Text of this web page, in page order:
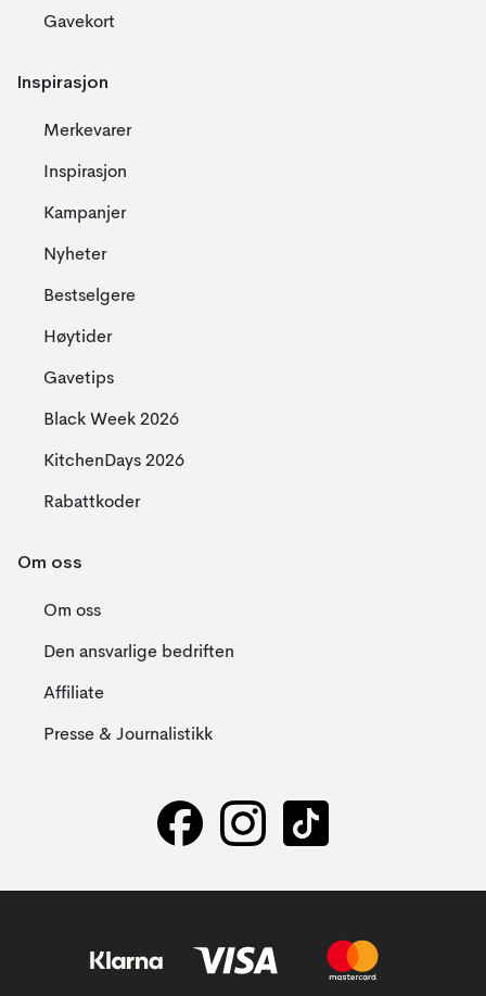
Gavekort
Inspirasjon
Merkevarer
Inspirasjon
Kampanjer
Nyheter
Bestselgere
Høytider
Gavetips
Black Week 2026
KitchenDays 2026
Rabattkoder
Om oss
Om oss
Den ansvarlige bedriften
Affiliate
Presse & Journalistikk